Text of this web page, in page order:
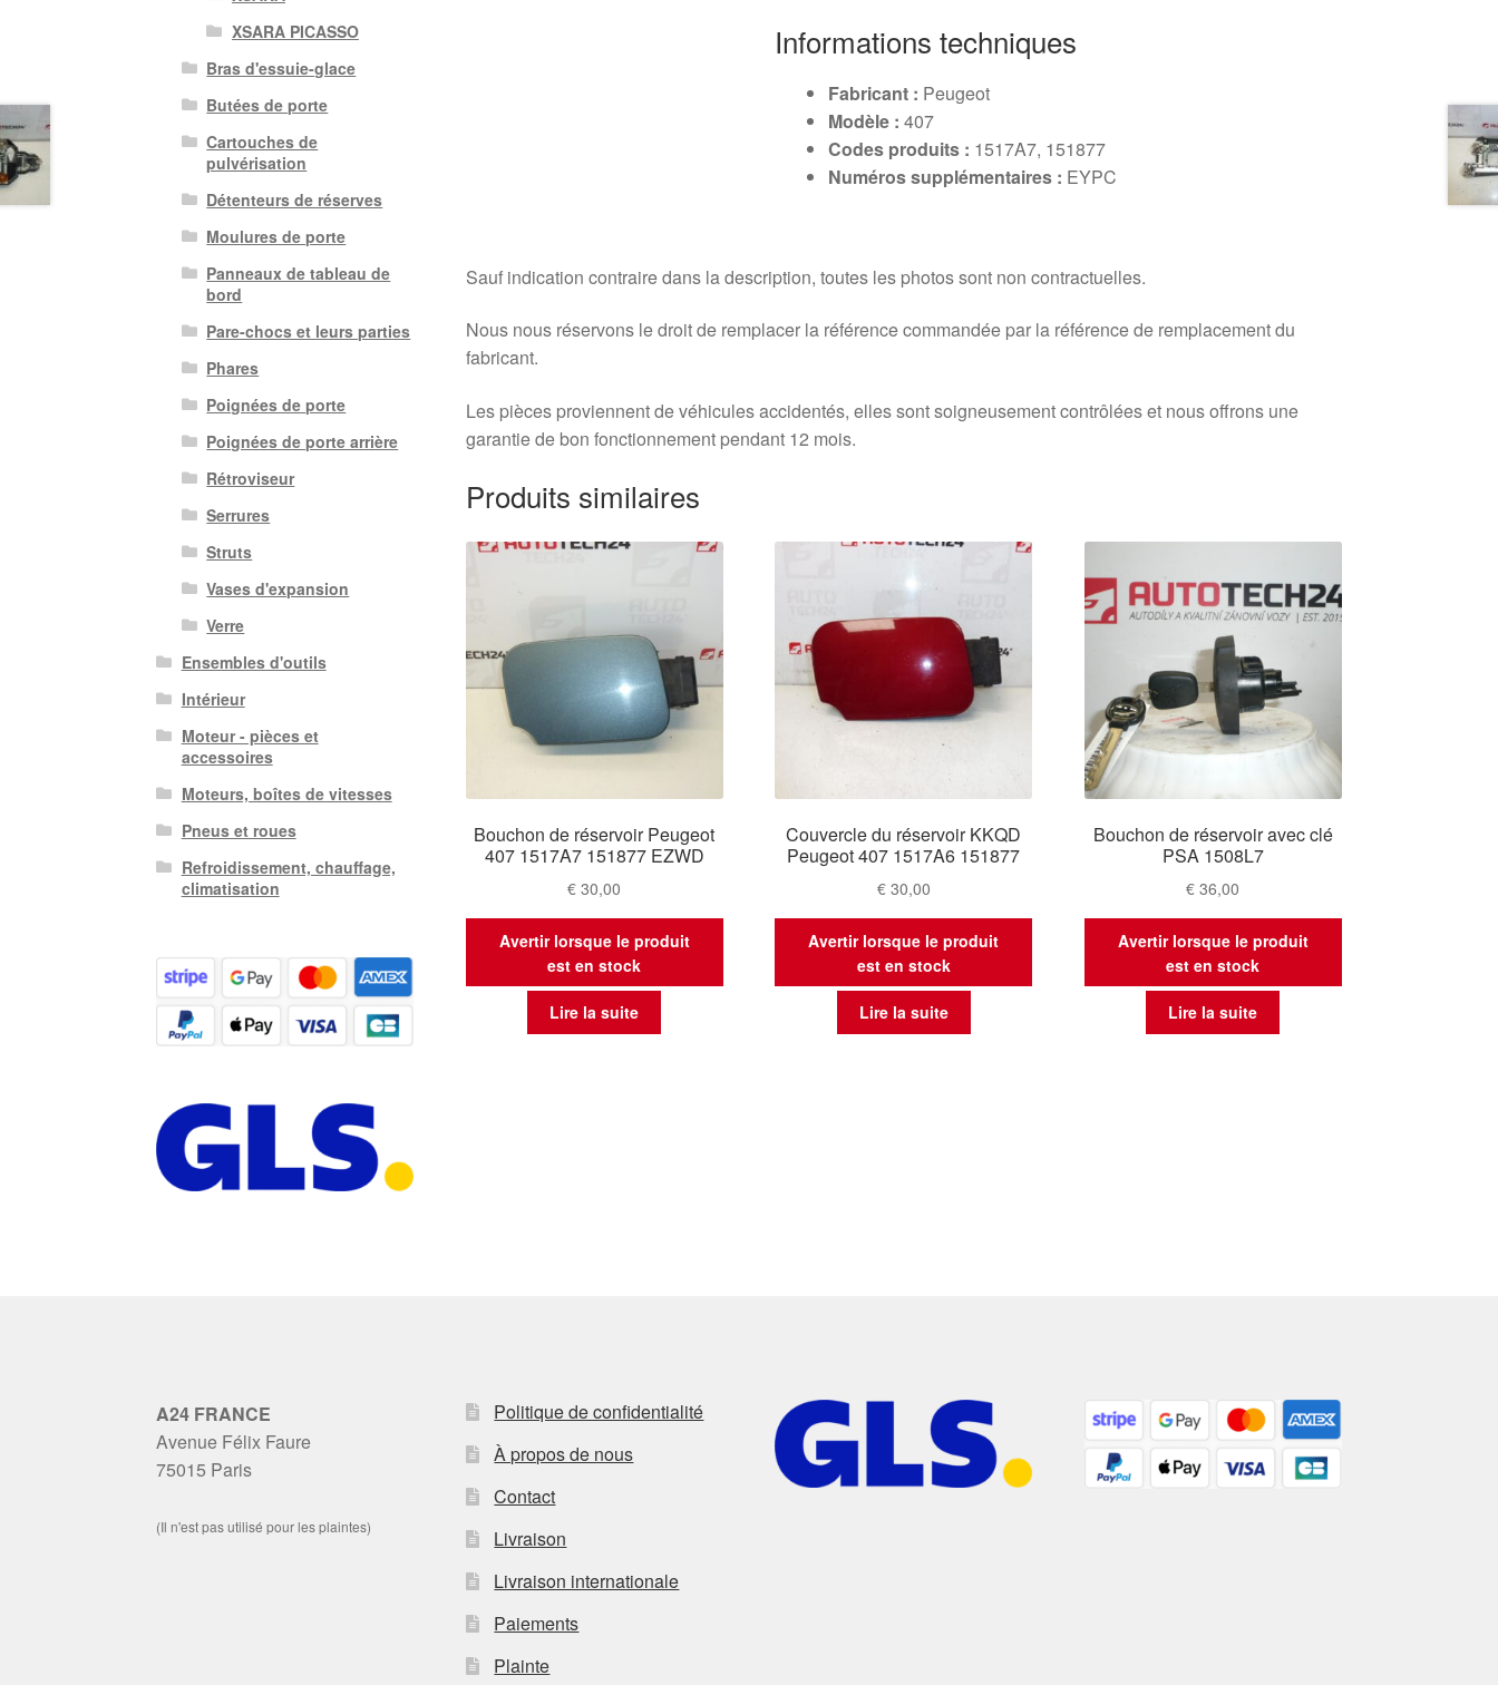
Informations techniques
Fabricant : Peugeot
Modèle : 407
Codes produits : 1517A7, 151877
Numéros supplémentaires : EYPC
Sauf indication contraire dans la description, toutes les photos sont non contractuelles.
Nous nous réservons le droit de remplacer la référence commandée par la référence de remplacement du
fabricant.
Les pièces proviennent de véhicules accidentés, elles sont soigneusement contrôlées et nous offrons une
garantie de bon fonctionnement pendant 12 mois.
Produits similaires
Bouchon de réservoir Peugeot
407 1517A7 151877 EZWD
€ 30,00
Avertir lorsque le produit
est en stock
Lire la suite
Couvercle du réservoir KKQD
Peugeot 407 1517A6 151877
€30,00
Avertir lorsque le produit
est en stock
Lire la suite
Bouchon de réservoir avec clé
PSA 1508L7
€ 36,00
Avertir lorsque le produit
est en stock
Lire la suite
XSARA PICASSO
Bras d'essuie-glace
Butées de porte
Cartouches de
pulvérisation
Détenteurs de réserves
Moulures de porte
Panneaux de tableau de
bord
Pare-chocs et leurs parties
Phares
Poignées de porte
Poignées de porte arrière
Rétroviseur
Serrures
Struts
Vases d'expansion
Verre
Ensembles d'outils
Intérieur
Moteur - pièces et
accessoires
Moteurs, boîtes de vitesses
Pneus et roues
Refroidissement, chauffage,
climatisation
A24 FRANCE
Avenue Félix Faure
75015 Paris
(Il n'est pas utilisé pour les plaintes)
Politique de confidentialité
À propos de nous
Contact
Livraison
Livraison internationale
Paiements
Plainte